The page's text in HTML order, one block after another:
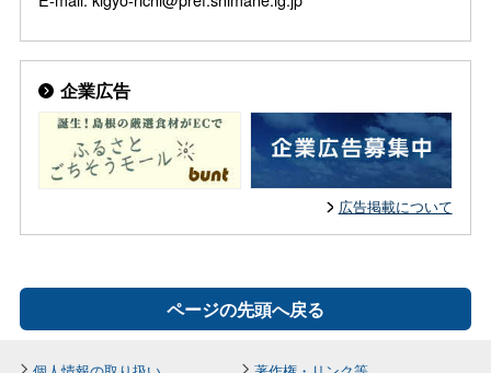
企業広告
広告掲載について
ページの先頭へ戻る